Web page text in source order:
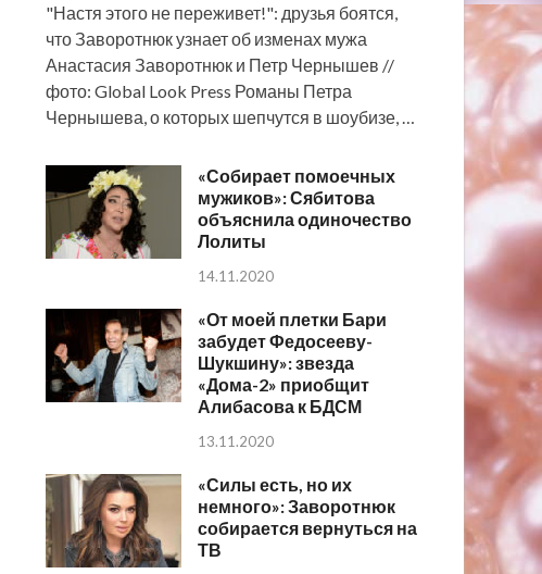
"Настя этого не переживет!": друзья боятся,
что Заворотнюк узнает об изменах мужа
Анастасия Заворотнюк и Петр Чернышев //
фото: Global Look Press Романы Петра
Чернышева, о которых шепчутся в шоубизе, …
«Собирает помоечных
мужиков»: Сябитова
объяснила одиночество
Лолиты
14.11.2020
«От моей плетки Бари
забудет Федосееву-
Шукшину»: звезда
«Дома-2» приобщит
Алибасова к БДСМ
13.11.2020
«Силы есть, но их
немного»: Заворотнюк
собирается вернуться на
ТВ